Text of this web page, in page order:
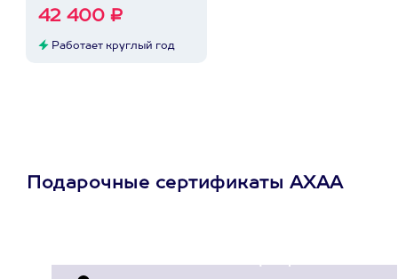
42 400 ₽
Работает круглый год
Подарочные сертификаты АХАА